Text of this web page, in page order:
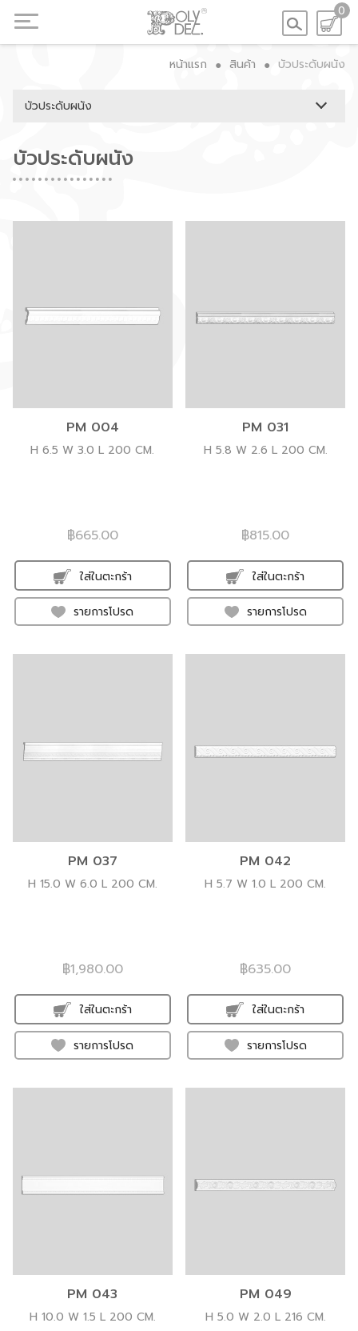
0
หน้าแรก ● สินค้า ● บัวประดับผนัง
บัวประดับผนัง
บัวประดับผนัง
PM 004
H 6.5 W 3.0 L 200 CM.
฿665.00
ใส่ในตะกร้า
รายการโปรด
PM 031
H 5.8 W 2.6 L 200 CM.
฿815.00
ใส่ในตะกร้า
รายการโปรด
PM 037
H 15.0 W 6.0 L 200 CM.
฿1,980.00
ใส่ในตะกร้า
รายการโปรด
PM 042
H 5.7 W 1.0 L 200 CM.
฿635.00
ใส่ในตะกร้า
รายการโปรด
PM 043
H 10.0 W 1.5 L 200 CM.
PM 049
H 5.0 W 2.0 L 216 CM.